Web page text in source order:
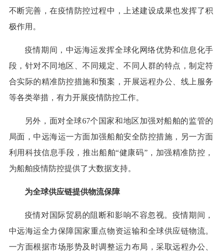
不断完善，在疫情防控过程中，上述建设成果也发挥了积
极作用。
疫情期间，中远海运发挥全球化网络优势和信息化手
段，针对不同地区、不同规定、不同人群的特点，制定符
合实际的精准防控措施和预案，开展远程办公、线上服务
等各类举措，有力开展疫情防控工作。
另外，面对全球67个国家和地区加强对船舶的监管的
局面，中远海运一方面加强船舶安全防控措施，另一方面
利用科技信息手段，推出船舶“健康码”，加强精准防控，
为船舶疫情防控提供了大数据支持。
为全球供应链提供物流保障
疫情对国际贸易的阻断和影响不容忽视。疫情期间，
中远海运全力保障国家重点物资运输和全球供应链物流。
一方面根据市场形势及时调整运力布局，采取远程办公、